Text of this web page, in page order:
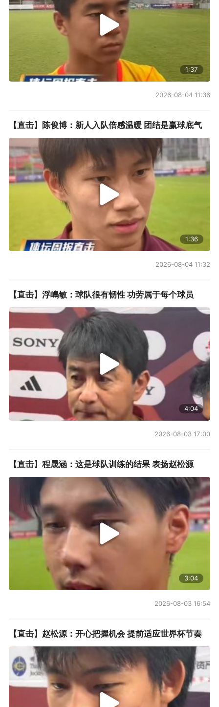
1:37
2026-08-04 11:36
【直击】陈俊博：新人入队倍感温暖 团结是赢球底气
1:36
2026-08-04 11:32
【直击】浮嶋敏：球队很有韧性 功劳属于每个球员
4:04
2026-08-03 17:00
【直击】程晟涵：这是球队训练的结果 表扬赵松源
3:04
2026-08-03 16:54
【直击】赵松源：开心把握机会 提前适应世界杯节奏